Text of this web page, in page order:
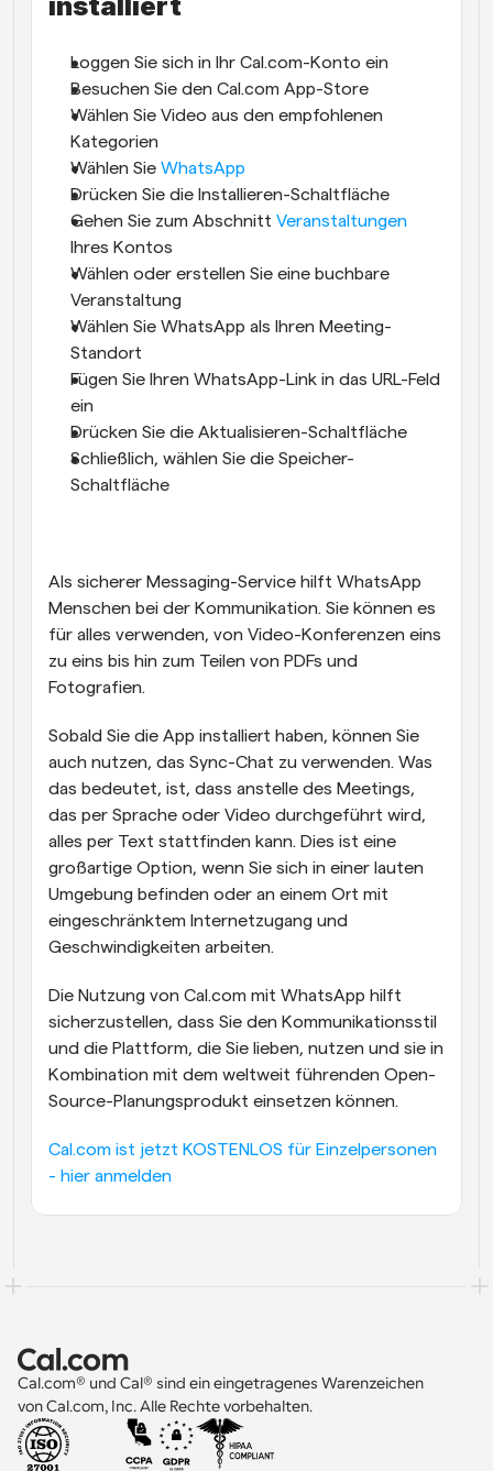
Loggen Sie sich in Ihr Cal.com-Konto ein
Besuchen Sie den Cal.com App-Store
Wählen Sie Video aus den empfohlenen
Kategorien
Wählen Sie WhatsApp
Drücken Sie die Installieren-Schaltfläche
Gehen Sie zum Abschnitt Veranstaltungen
Ihres Kontos
Wählen oder erstellen Sie eine buchbare
Veranstaltung
Wählen Sie WhatsApp als Ihren Meeting-
Standort
Fügen Sie Ihren WhatsApp-Link in das URL-Feld
ein
Drücken Sie die Aktualisieren-Schaltfläche
Schließlich, wählen Sie die Speicher-
Schaltfläche
Als sicherer Messaging-Service hilft WhatsApp
Menschen bei der Kommunikation. Sie können es
für alles verwenden, von Video-Konferenzen eins
zu eins bis hin zum Teilen von PDFs und
Fotografien.
Sobald Sie die App installiert haben, können Sie
auch nutzen, das Sync-Chat zu verwenden. Was
das bedeutet, ist, dass anstelle des Meetings,
das per Sprache oder Video durchgeführt wird,
alles per Text stattfinden kann. Dies ist eine
großartige Option, wenn Sie sich in einer lauten
Umgebung befinden oder an einem Ort mit
eingeschränktem Internetzugang und
Geschwindigkeiten arbeiten.
Die Nutzung von Cal.com mit WhatsApp hilft
sicherzustellen, dass Sie den Kommunikationsstil
und die Plattform, die Sie lieben, nutzen und sie in
Kombination mit dem weltweit führenden Open-
Source-Planungsprodukt einsetzen können.
Cal.com ist jetzt KOSTENLOS für Einzelpersonen
- hier anmelden
Cal.com® und Cal® sind ein eingetragenes Warenzeichen
von Cal.com, Inc. Alle Rechte vorbehalten.